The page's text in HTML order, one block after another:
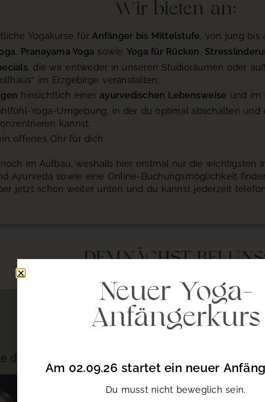
Wir bieten an:
Yogakurse fürAnfänger bis Mittelstufe, von jung bis
, Pranayama Yoga sowie Yoga für Rücken,
, die wir entweder in unseren Studioräumen oder
im Erzgebirge veranstalten;
hinsichtlich einer ayurvedischen Lebensweise und im
Yoga-Umgebung, in der du optimal abschalten
kannst;
offenes Ohr für dich
im Aufbau, weshalb hier erstmal nur die wichtigsten
Ayurveda sowie eine Online-Buchungsmöglichkeit
jetzt schon weiter unten und du kannst jederzeit
DEMNÄCHST BEI
Neuer Yoga-
Anfängerkurs
Am 02.09.26 startet ein neuer
Du musst nicht beweglich sein.